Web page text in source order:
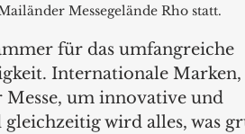
Messegelände Rho statt.
für das umfangreiche
Internationale
Messe, um innovative und
wird alles, was